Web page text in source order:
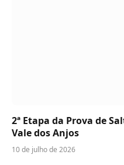
2ª Etapa da Prova de
Vale dos Anjos
10 de julho de 2026